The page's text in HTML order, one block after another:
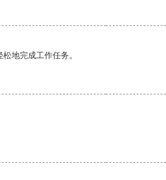
地完成工作任务。